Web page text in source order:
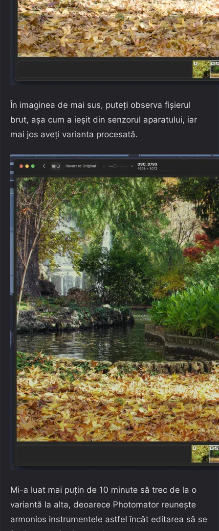
În imaginea de mai sus, puteți observa fișierul
brut, așa cum a ieșit din senzorul aparatului, iar
mai jos aveți varianta procesată.
Mi-a luat mai puțin de 10 minute să trec de la o
variantă la alta, deoarece Photomator reunește
armonios instrumentele astfel încât editarea să se